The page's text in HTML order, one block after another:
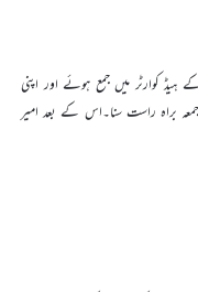
ہیڈ کوارٹر میں جمع ہوئے اور اپنی
براہ راست سنا۔اس کے بعد امیر